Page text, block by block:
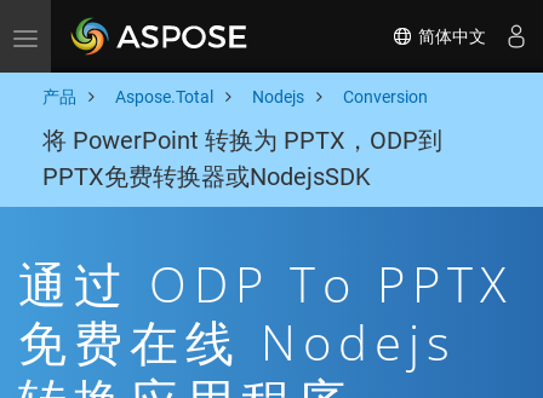
Toggle navigation 简体中文
产品 Aspose.Total Nodejs Conversion
将 PowerPoint 转换为 PPTX，ODP到
PPTX免费转换器或NodejsSDK
通过 ODP To PPTX
免费在线 Nodejs